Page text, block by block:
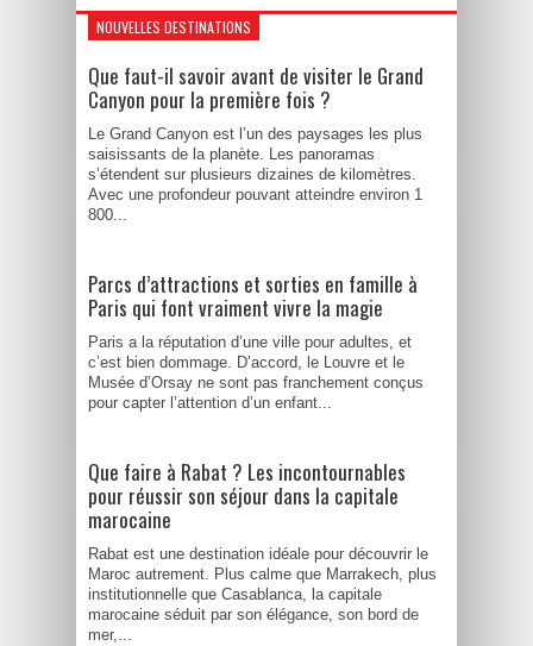
NOUVELLES DESTINATIONS
Que faut-il savoir avant de visiter le Grand
Canyon pour la première fois ?
Le Grand Canyon est l’un des paysages les plus
saisissants de la planète. Les panoramas
s’étendent sur plusieurs dizaines de kilomètres.
Avec une profondeur pouvant atteindre environ 1
800...
Parcs d’attractions et sorties en famille à
Paris qui font vraiment vivre la magie
Paris a la réputation d’une ville pour adultes, et
c’est bien dommage. D’accord, le Louvre et le
Musée d’Orsay ne sont pas franchement conçus
pour capter l’attention d’un enfant...
Que faire à Rabat ? Les incontournables
pour réussir son séjour dans la capitale
marocaine
Rabat est une destination idéale pour découvrir le
Maroc autrement. Plus calme que Marrakech, plus
institutionnelle que Casablanca, la capitale
marocaine séduit par son élégance, son bord de
mer,...